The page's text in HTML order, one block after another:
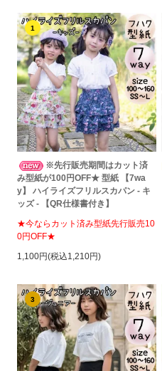
1
※先行販売期間はカット済
み型紙が100円OFF★ 型紙 【7wa
y】 ハイライズフリルスカパン - キ
ッズ - 【QR仕様書付き】
★今ならカット済み型紙先行販売10
0円OFF★
1,100円(税込1,210円)
3